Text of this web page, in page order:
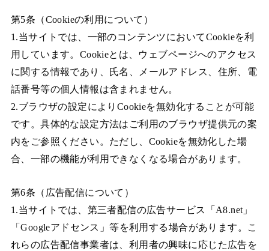
第5条（Cookieの利用について）
1.当サイトでは、一部のコンテンツにおいてCookieを利
用しています。Cookieとは、ウェブページへのアクセス
に関する情報であり、氏名、メールアドレス、住所、電
話番号等の個人情報は含まれません。
2.ブラウザの設定によりCookieを無効化することが可能
です。具体的な設定方法はご利用のブラウザ提供元の案
内をご参照ください。ただし、Cookieを無効化した場
合、一部の機能が利用できなくなる場合があります。
第6条（広告配信について）
1.当サイトでは、第三者配信の広告サービス「A8.net」
「Googleアドセンス」等を利用する場合があります。こ
れらの広告配信事業者は、利用者の興味に応じた広告を